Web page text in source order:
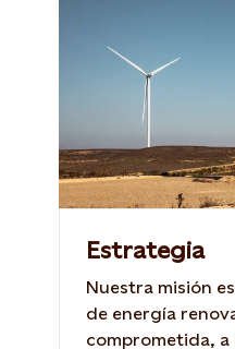
Estrategia
Nuestra misión
de energía
comprometida, a